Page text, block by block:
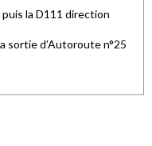
la D111 direction
sortie d’Autoroute n°25